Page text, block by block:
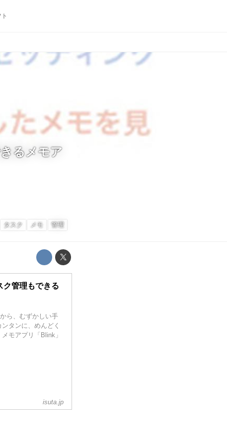
るメモア
タスク メモ 管理
ク管理もできる
ら、むずかしい手
タンに、めんどく
モアプリ「Blink」
isuta.jp